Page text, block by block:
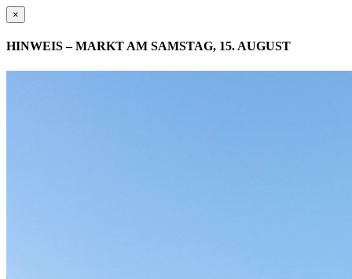
×
HINWEIS – MARKT AM SAMSTAG, 15. AUGUST